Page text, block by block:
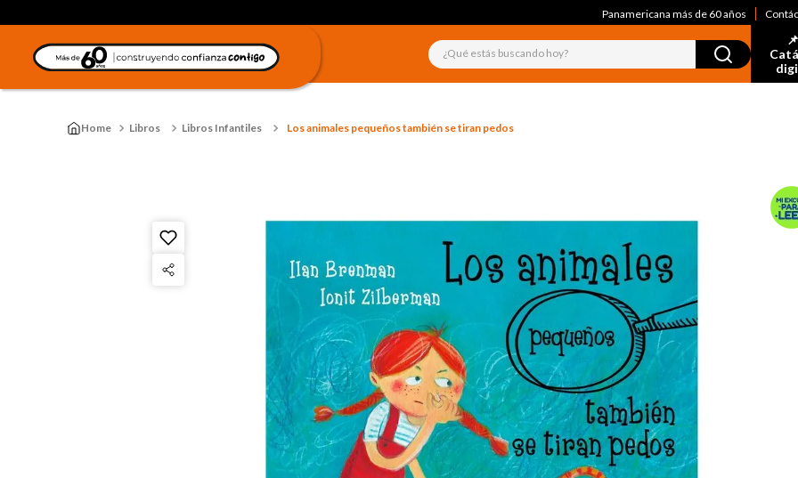
Panamericana más de 60 años
¿Qué estás buscando hoy?
Libros Libros Infantiles Los animales pequeños también se tiran pedos